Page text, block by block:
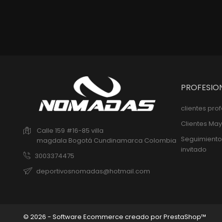
Calle 159 #16-85 villa
magdala Bogotá Cundinamarca Colombia
3003374475
deportivosnomadas@hotmail.com
clientes
Clientes
invitado
© 2026 - Software Ecommerce creado por PrestaShop™